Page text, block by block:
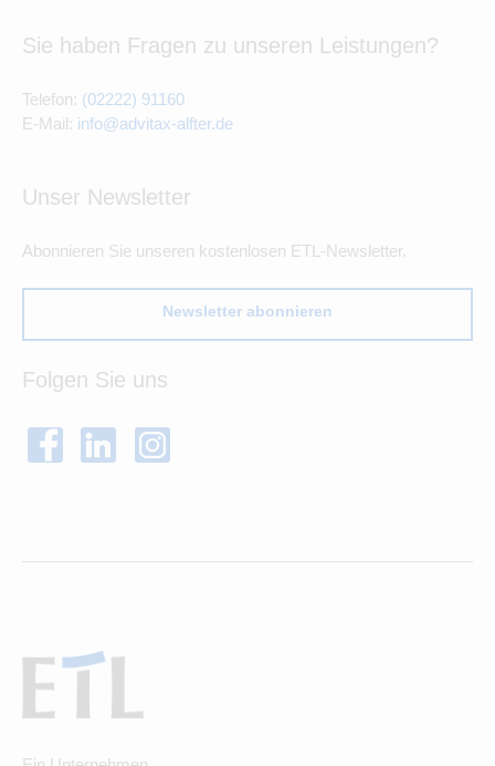
Sie haben Fragen zu unseren Leistungen?
Telefon: (02222) 91160
E-Mail: info@advitax-alfter.de
Unser Newsletter
Abonnieren Sie unseren kostenlosen ETL-Newsletter.
Newsletter abonnieren
Folgen Sie uns